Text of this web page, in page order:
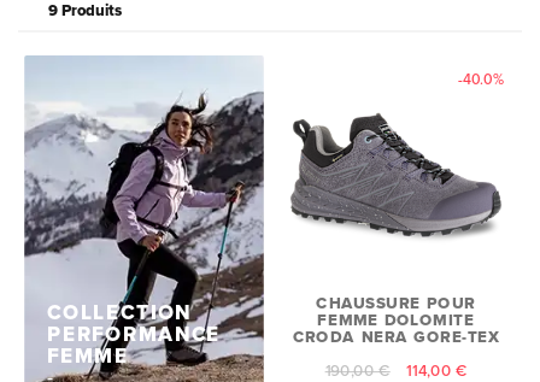
9 Produits
COLLECTION
PERFORMANCE
FEMME
-40.0%
CHAUSSURE POUR
FEMME DOLOMITE
CRODA NERA GORE-TEX
190,00 € 114,00 €